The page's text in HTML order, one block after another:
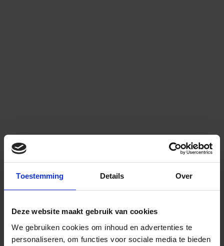
Toestemming Details Over
Deze website maakt gebruik van cookies
We gebruiken cookies om inhoud en advertenties te
personaliseren, om functies voor sociale media te bieden